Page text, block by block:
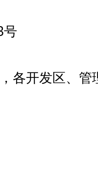
号
各开发区、管